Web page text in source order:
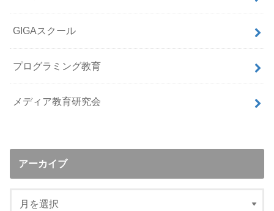
GIGAスクール
プログラミング教育
メディア教育研究会
アーカイブ